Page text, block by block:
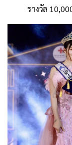
รางวัล